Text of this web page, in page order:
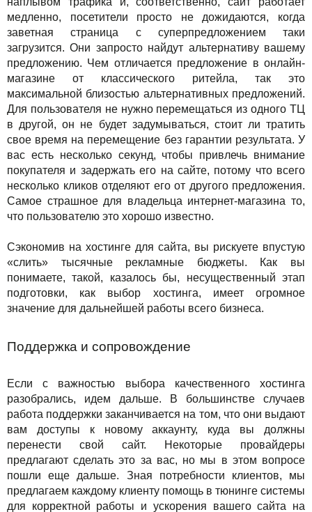
медленно, посетители просто не дожидаются, когда
заветная страница с суперпредложением таки
загрузится. Они запросто найдут альтернативу вашему
предложению. Чем отличается предложение в онлайн-
магазине от классического ритейла, так это
максимальной близостью альтернативных предложений.
Для пользователя не нужно перемещаться из одного ТЦ
в другой, он не будет задумываться, стоит ли тратить
свое время на перемещение без гарантии результата. У
вас есть несколько секунд, чтобы привлечь внимание
покупателя и задержать его на сайте, потому что всего
несколько кликов отделяют его от другого предложения.
Самое страшное для владельца интернет-магазина то,
что пользователю это хорошо известно.
Сэкономив на хостинге для сайта, вы рискуете впустую
«слить» тысячные рекламные бюджеты. Как вы
понимаете, такой, казалось бы, несущественный этап
подготовки, как выбор хостинга, имеет огромное
значение для дальнейшей работы всего бизнеса.
Поддержка и сопровождение
Если с важностью выбора качественного хостинга
разобрались, идем дальше. В большинстве случаев
работа поддержки заканчивается на том, что они выдают
вам доступы к новому аккаунту, куда вы должны
перенести свой сайт. Некоторые провайдеры
предлагают сделать это за вас, но мы в этом вопросе
пошли еще дальше. Зная потребности клиентов, мы
предлагаем каждому клиенту помощь в тюнинге системы
для корректной работы и ускорения вашего сайта на